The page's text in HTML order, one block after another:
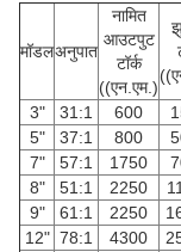
मॉडलअनुपात
नामित
आउटपुट
टॉर्क
((एन.एम.)
3" 31:1 600
5"
37:1 800
7"
57:1 1750
8"
51:1 2250
9"
61:1 2250
12" 78:1 4300